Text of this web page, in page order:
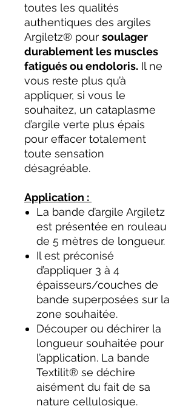
toutes les qualités
authentiques des argiles
Argiletz® pour soulager
durablement les muscles
fatigués ou endoloris. Il ne
vous reste plus qu’à
appliquer, si vous le
souhaitez, un cataplasme
d’argile verte plus épais
pour effacer totalement
toute sensation
désagréable.
Application :
La bande d’argile Argiletz
est présentée en rouleau
de 5 mètres de longueur.
Il est préconisé
d’appliquer 3 à 4
épaisseurs/couches de
bande superposées sur la
zone souhaitée.
Découper ou déchirer la
longueur souhaitée pour
l’application. La bande
Textilit® se déchire
aisément du fait de sa
nature cellulosique.